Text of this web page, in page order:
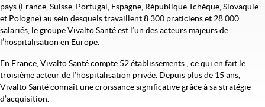
pays (France, Suisse, Portugal, Espagne, République Tchèque, Slovaquie
et Pologne) au sein desquels travaillent 8 300 praticiens et 28 000
salariés, le groupe Vivalto Santé est l’un des acteurs majeurs de
l’hospitalisation en Europe.
En France, Vivalto Santé compte 52 établissements ; ce qui en fait le
troisième acteur de l’hospitalisation privée. Depuis plus de 15 ans,
Vivalto Santé connaît une croissance significative grâce à sa stratégie
d’acquisition.